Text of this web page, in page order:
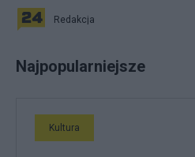
Redakcja
Najpopularniejsze
Kultura